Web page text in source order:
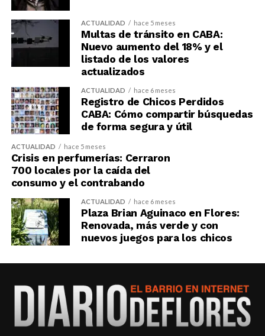
ACTUALIDAD hace 5 meses
Multas de tránsito en CABA:
Nuevo aumento del 18% y el
listado de los valores
actualizados
ACTUALIDAD hace 6 meses
Registro de Chicos Perdidos
CABA: Cómo compartir búsquedas
de forma segura y útil
ACTUALIDAD hace 5 meses
Crisis en perfumerías: Cerraron
700 locales por la caída del
consumo y el contrabando
ACTUALIDAD hace 6 meses
Plaza Brian Aguinaco en Flores:
Renovada, más verde y con
nuevos juegos para los chicos